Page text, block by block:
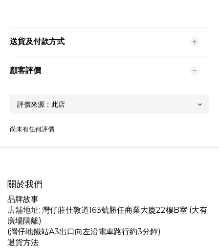
送貨及付款方式
顧客評價
尚未有任何評價
關於我們
品牌故事
店舖地址: 灣仔莊仕敦道163號勝任商業大廈22樓B室 (大有
廣場隔離)
(灣仔地鐵站A3出口向左沿電車路行約3分鐘)
退貨方法